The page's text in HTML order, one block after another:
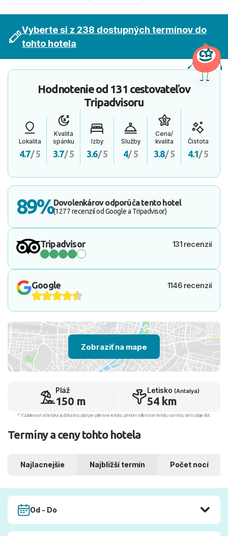
Vyberte si z 238 dostupných termínov do
tohto hotela
Hodnotenie od 131 cestovateľov
Tripadvisoru
Lokalita
4.7/ 5
Kvalita
spánku
3.7/ 5
Izby
3.6/ 5
Služby
4/ 5
Cena/
kvalita
3.8/ 5
Čistota
4.1/ 5
89%Dovolenkárov odporúča tento hotel
(1277 recenzií od Google a Tripadvisor)
Tripadvisor 131 recenzií
Google 1146 recenzií
Zobraziť na mape
Pláž
150 m
Letisko (Antalya)
54 km
* Vzdialenosť od letiska aj dľžka letu platí pre príletové letisko, pri inom odletovom letisku sa môžu tieto údaje líšiť.
Termíny a ceny tohto hotela
Najlacnejšie Najbližší termín Počet nocí
Od - Do